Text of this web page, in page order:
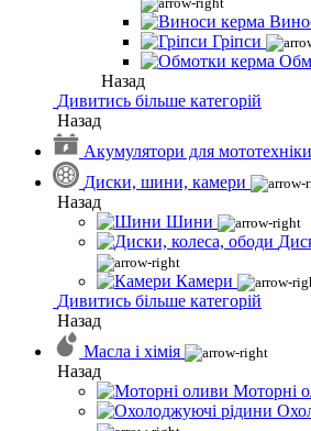
Гріпси
Назад
Дивитись більше категорій
Назад
Акумулятори для мототехніки
Диски, шини, камери
Назад
Шини
Камери
Дивитись більше категорій
Назад
Масла і хімія
Назад
Моторні